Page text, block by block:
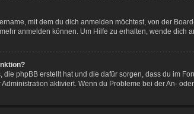
mit dem du dich anmelden möchtest, von der
anmelden können. Um Hilfe zu erhalten, wende dich
die phpBB erstellt hat und die dafür sorgen, dass du im
aktiviert. Wenn du Probleme bei der An-